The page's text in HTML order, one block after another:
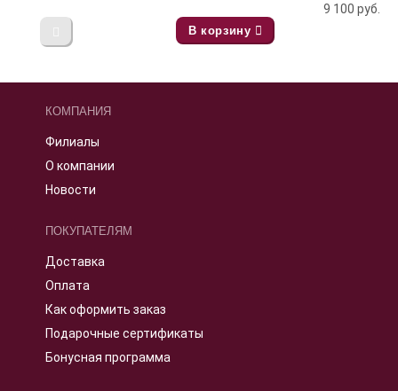
9 100 руб.
В корзину
КОМПАНИЯ
Филиалы
О компании
Новости
ПОКУПАТЕЛЯМ
Доставка
Оплата
Как оформить заказ
Подарочные сертификаты
Бонусная программа